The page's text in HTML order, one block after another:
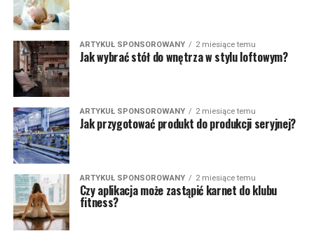
ARTYKUŁ SPONSOROWANY 2 miesiące temu
Jak wybrać stół do wnętrza w stylu loftowym?
ARTYKUŁ SPONSOROWANY 2 miesiące temu
Jak przygotować produkt do produkcji seryjnej?
ARTYKUŁ SPONSOROWANY 2 miesiące temu
Czy aplikacja może zastąpić karnet do klubu
fitness?